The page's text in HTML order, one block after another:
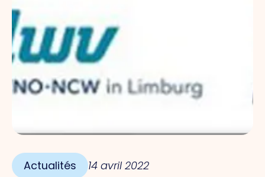
Actualités 14 avril 2022